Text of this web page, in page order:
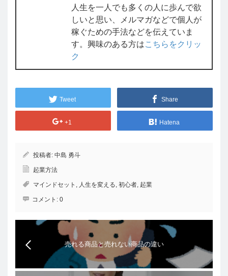
人生を一人でも多くの人に歩んで欲
しいと思い、メルマガなどで個人が
稼ぐための手法などを伝えていま
す。興味のある方はこちらをクリッ
ク
Tweet Share
+1 Hatena
投稿者: 中島 勇斗
起業方法
マインドセット , 人生を変える, 初心者, 起業
コメント: 0
売れる商品と売れない商品の違い